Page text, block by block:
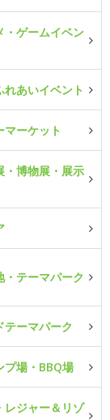
・ゲームイベン
れあいイベント
マーケット
・博物展・展示
・テーマパーク
テーマパーク
プ場・BBQ場
レジャー＆リゾ